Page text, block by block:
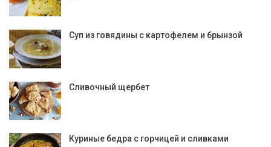
Суп из говядины с картофелем и брынзой
Сливочный щербет
Куриные бедра с горчицей и сливками